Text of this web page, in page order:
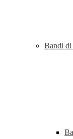
Bandi di